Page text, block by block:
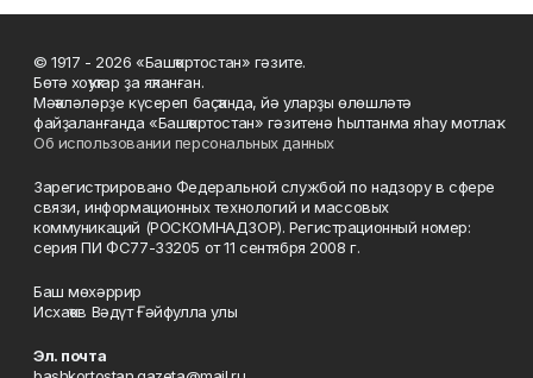
© 1917 - 2026 «Башҡортостан» гәзите.
Бөтә хоҡуҡтар ҙа яҡланған.
Мәҡәләләрҙе күсереп баҫҡанда, йә уларҙы өлөшләтә
файҙаланғанда «Башҡортостан» гәзитенә һылтанма яһау мотлаҡ.
Об использовании персональных данных
Зарегистрировано Федеральной службой по надзору в сфере
связи, информационных технологий и массовых
коммуникаций (РОСКОМНАДЗОР). Регистрационный номер:
серия ПИ ФС77-33205 от 11 сентября 2008 г.
Баш мөхәррир
Исхаҡов Вәдүт Ғәйфулла улы
Эл. почта